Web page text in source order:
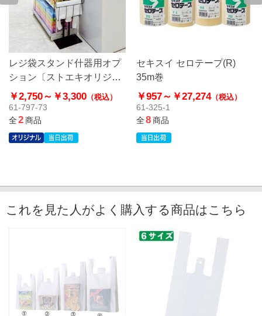
レジ袋スタンド什器用オプ
ション〔ストエキオリジナ
ル〕
￥2,750～ ￥3,300 （税込）
61-797-73
全2商品
セキスイ セロテープ(R)
35m巻
￥957～ ￥27,274（税込）
61-325-1
全8商品
これを見た人がよく購入する商品はこちら